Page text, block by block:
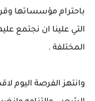
باحترام مؤسساتها
التي علينا ان نجتمع
المختلفة .
وانتهز الفرصة اليوم